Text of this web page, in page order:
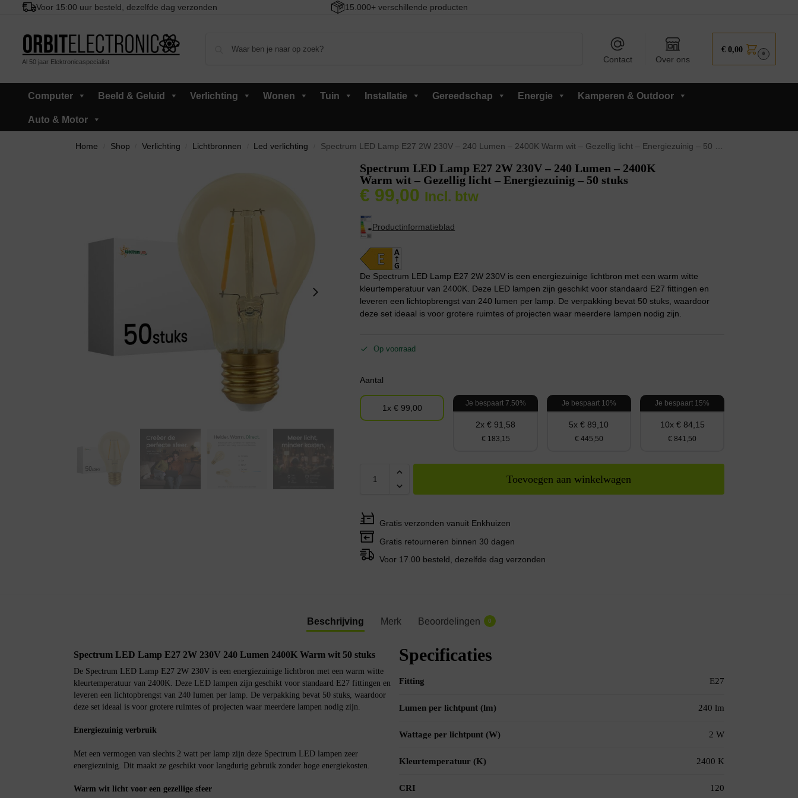
Voor 15:00 uur besteld, dezelfde dag verzonden 15.000+ verschillende producten
Al 50 jaar Elektronicaspecialist Contact Over ons
€ 0,00 0
Computer Beeld & Geluid Verlichting Wonen Tuin Installatie Gereedschap Energie Kamperen & Outdoor
Auto & Motor
Home Shop Verlichting Lichtbronnen Led verlichting Spectrum LED Lamp E27 2W 230V – 240 Lumen – 2400K Warm wit – Gezellig licht – Energiezuinig – 50 stuks
Spectrum LED Lamp E27 2W 230V – 240 Lumen – 2400K
Warm wit – Gezellig licht – Energiezuinig – 50 stuks
€ 99,00 Incl. btw
Productinformatieblad
De Spectrum LED Lamp E27 2W 230V is een energiezuinige lichtbron met een warm witte
kleurtemperatuur van 2400K. Deze LED lampen zijn geschikt voor standaard E27 fittingen en
leveren een lichtopbrengst van 240 lumen per lamp. De verpakking bevat 50 stuks, waardoor
deze set ideaal is voor grotere ruimtes of projecten waar meerdere lampen nodig zijn.
Op voorraad
Aantal
1x € 99,00 Je bespaart 7.50%
2x € 91,58
€ 183,15
Je bespaart 10%
5x € 89,10
€ 445,50
Je bespaart 15%
10x € 84,15
€ 841,50
Toevoegen aan winkelwagen
Gratis verzonden vanuit Enkhuizen
Gratis retourneren binnen 30 dagen
Voor 17.00 besteld, dezelfde dag verzonden
Beschrijving Merk Beoordelingen 0
Spectrum LED Lamp E27 2W 230V 240 Lumen 2400K Warm wit 50 stuks
De Spectrum LED Lamp E27 2W 230V is een energiezuinige lichtbron met een warm witte
kleurtemperatuur van 2400K. Deze LED lampen zijn geschikt voor standaard E27 fittingen en
leveren een lichtopbrengst van 240 lumen per lamp. De verpakking bevat 50 stuks, waardoor
deze set ideaal is voor grotere ruimtes of projecten waar meerdere lampen nodig zijn.
Energiezuinig verbruik
Met een vermogen van slechts 2 watt per lamp zijn deze Spectrum LED lampen zeer
energiezuinig. Dit maakt ze geschikt voor langdurig gebruik zonder hoge energiekosten.
Warm wit licht voor een gezellige sfeer
Specificaties
Fitting E27
Lumen per lichtpunt (lm) 240 lm
Wattage per lichtpunt (W) 2 W
Kleurtemperatuur (K) 2400 K
CRI 120